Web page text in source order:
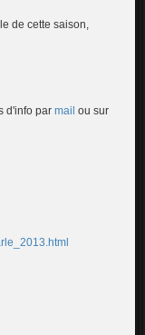
de cette saison,
d'info parmail ou sur